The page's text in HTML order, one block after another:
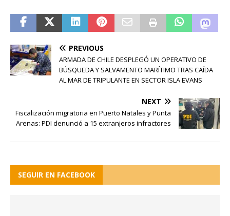
PREVIOUS
ARMADA DE CHILE DESPLEGÓ UN OPERATIVO DE
BÚSQUEDA Y SALVAMENTO MARÍTIMO TRAS CAÍDA
AL MAR DE TRIPULANTE EN SECTOR ISLA EVANS
NEXT
Fiscalización migratoria en Puerto Natales y Punta
Arenas: PDI denunció a 15 extranjeros infractores
SEGUIR EN FACEBOOK